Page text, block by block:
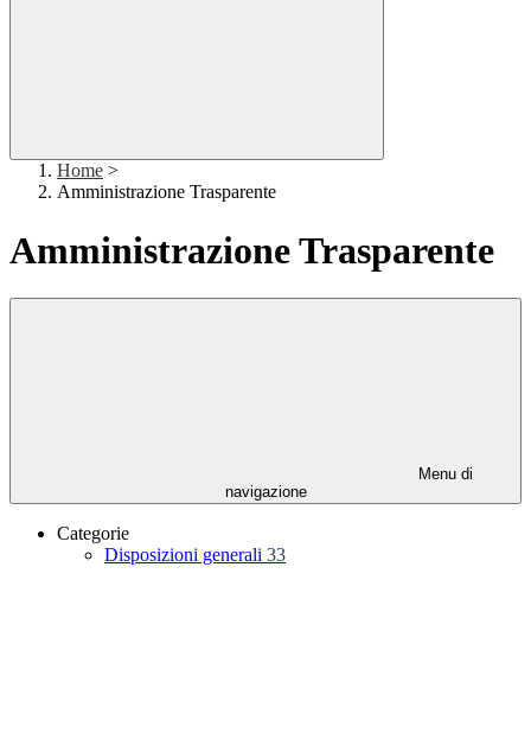
Home >
Amministrazione Trasparente
Amministrazione Trasparente
Menu di
navigazione
Categorie
Disposizioni generali 33